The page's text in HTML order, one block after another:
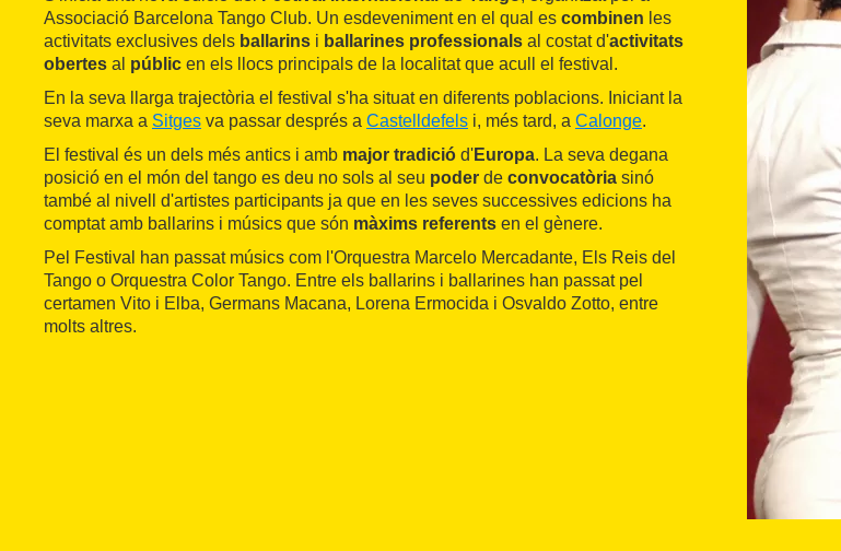
Associació Barcelona Tango Club. Un esdeveniment en el qual es combinen les
activitats exclusives dels ballarins i ballarines professionals al costat d'activitats
obertes al públic en els llocs principals de la localitat que acull el festival.
En la seva llarga trajectòria el festival s'ha situat en diferents poblacions. Iniciant la
seva marxa a Sitges va passar després a Castelldefels i, més tard, a Calonge.
El festival és un dels més antics i amb major tradició d'Europa. La seva degana
posició en el món del tango es deu no sols al seu poder de convocatòria sinó
també al nivell d'artistes participants ja que en les seves successives edicions ha
comptat amb ballarins i músics que són màxims referents en el gènere.
Pel Festival han passat músics com l'Orquestra Marcelo Mercadante, Els Reis del
Tango o Orquestra Color Tango. Entre els ballarins i ballarines han passat pel
certamen Vito i Elba, Germans Macana, Lorena Ermocida i Osvaldo Zotto, entre
molts altres.